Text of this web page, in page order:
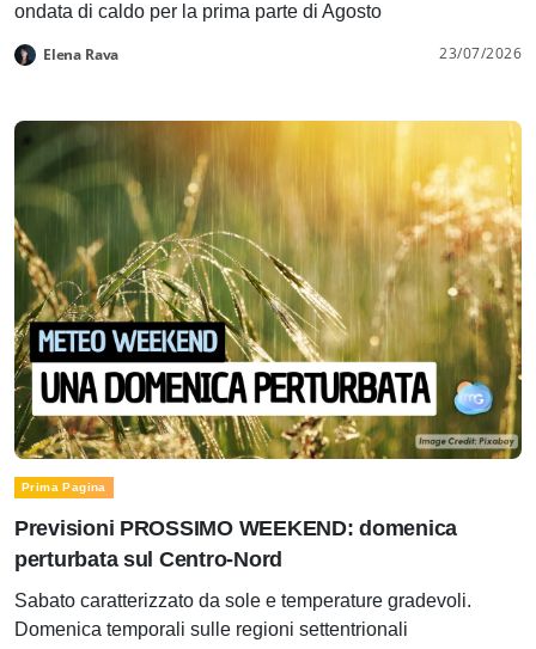
ondata di caldo per la prima parte di Agosto
Elena Rava 23/07/2026
Prima Pagina
Previsioni PROSSIMO WEEKEND: domenica
perturbata sul Centro-Nord
Sabato caratterizzato da sole e temperature gradevoli.
Domenica temporali sulle regioni settentrionali